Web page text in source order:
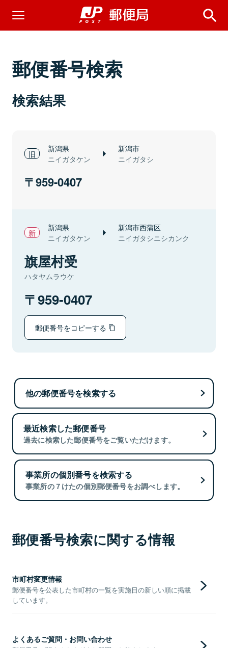
郵便番号検索
検索結果
新潟県
ニイガタケン
新潟市
ニイガタシ
959-0407
新潟県
ニイガタケン
新潟市西蒲区
ニイガタシニシカンク
旗屋村受
ハタヤムラウケ
959-0407
郵便番号をコピーする
他の郵便番号を検索する
最近検索した郵便番号
過去に検索した郵便番号をご覧いただけます。
事業所の個別番号を検索する
事業所の７けたの個別郵便番号をお調べします。
郵便番号検索に関する情報
市町村変更情報
郵便番号を公表した市町村の一覧を実施日の新しい順に掲載
しています。
よくあるご質問・お問い合わせ